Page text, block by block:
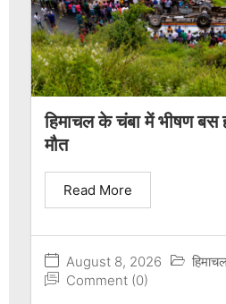
हिमाचल के चंबा में भीषण बस
मौत
August 8, 2026
Comment (0)
Read More